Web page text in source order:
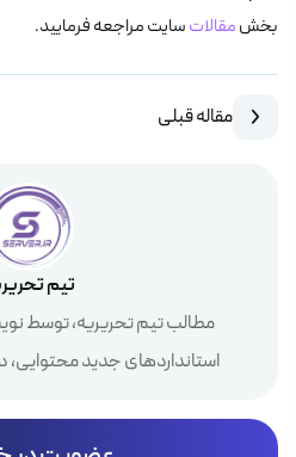
بخشمقالاتسایت مراجعه فرمایید.
مقاله قبلی
تیم
مطالب تیم تحریریه، توسط
استانداردهای جدید